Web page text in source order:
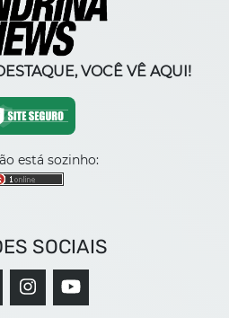
VOCÊ VÊ AQUI!
está sozinho:
SOCIAIS